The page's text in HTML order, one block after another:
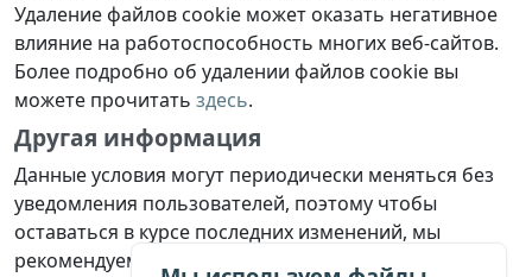
Удаление файлов cookie может оказать негативное
влияние на работоспособность многих веб-сайтов.
Более подробно об удалении файлов cookie вы
можете прочитать здесь.
Другая информация
Данные условия могут периодически меняться без
уведомления пользователей, поэтому чтобы
оставаться в курсе последних изменений, мы
рекомендуем вам периодически возвращаться к